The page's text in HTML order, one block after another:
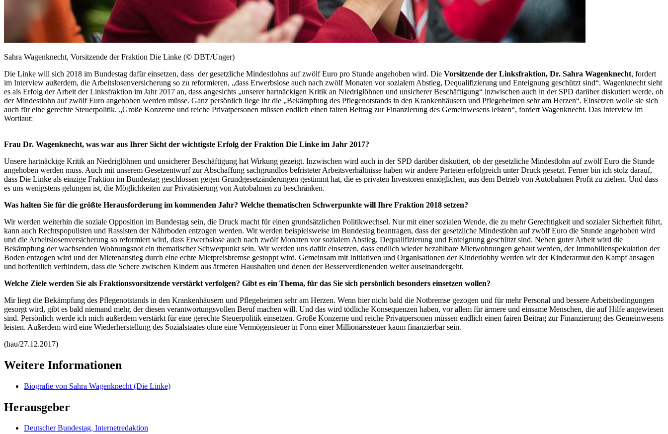
Sahra Wagenknecht, Vorsitzende der Fraktion Die Linke (© DBT/Unger)
Die Linke will sich 2018 im Bundestag dafür einsetzen, dass der gesetzliche Mindestlohns auf zwölf Euro pro Stunde angehoben wird. Die Vorsitzende der Linksfraktion, Dr. Sahra Wagenknecht, fordert
im Interview außerdem, die Arbeitslosenversicherung so zu reformieren, „dass Erwerbslose auch nach zwölf Monaten vor sozialem Abstieg, Dequalifizierung und Enteignung geschützt sind“. Wagenknecht sieht
es als Erfolg der Arbeit der Linksfraktion im Jahr 2017 an, dass angesichts „unserer hartnäckigen Kritik an Niedriglöhnen und unsicherer Beschäftigung“ inzwischen auch in der SPD darüber diskutiert werde, ob
der Mindestlohn auf zwölf Euro angehoben werden müsse. Ganz persönlich liege ihr die „Bekämpfung des Pflegenotstands in den Krankenhäusern und Pflegeheimen sehr am Herzen“. Einsetzen wolle sie sich
auch für eine gerechte Steuerpolitik. „Große Konzerne und reiche Privatpersonen müssen endlich einen fairen Beitrag zur Finanzierung des Gemeinwesens leisten“, fordert Wagenknecht. Das Interview im
Wortlaut:
Frau Dr. Wagenknecht, was war aus Ihrer Sicht der wichtigste Erfolg der Fraktion Die Linke im Jahr 2017?
Unsere hartnäckige Kritik an Niedriglöhnen und unsicherer Beschäftigung hat Wirkung gezeigt. Inzwischen wird auch in der SPD darüber diskutiert, ob der gesetzliche Mindestlohn auf zwölf Euro die Stunde
angehoben werden muss. Auch mit unserem Gesetzentwurf zur Abschaffung sachgrundlos befristeter Arbeitsverhältnisse haben wir andere Parteien erfolgreich unter Druck gesetzt. Ferner bin ich stolz darauf,
dass Die Linke als einzige Fraktion im Bundestag geschlossen gegen Grundgesetzänderungen gestimmt hat, die es privaten Investoren ermöglichen, aus dem Betrieb von Autobahnen Profit zu ziehen. Und dass
es uns wenigstens gelungen ist, die Möglichkeiten zur Privatisierung von Autobahnen zu beschränken.
Was halten Sie für die größte Herausforderung im kommenden Jahr? Welche thematischen Schwerpunkte will Ihre Fraktion 2018 setzen?
Wir werden weiterhin die soziale Opposition im Bundestag sein, die Druck macht für einen grundsätzlichen Politikwechsel. Nur mit einer sozialen Wende, die zu mehr Gerechtigkeit und sozialer Sicherheit führt,
kann auch Rechtspopulisten und Rassisten der Nährboden entzogen werden. Wir werden beispielsweise im Bundestag beantragen, dass der gesetzliche Mindestlohn auf zwölf Euro die Stunde angehoben wird
und die Arbeitslosenversicherung so reformiert wird, dass Erwerbslose auch nach zwölf Monaten vor sozialem Abstieg, Dequalifizierung und Enteignung geschützt sind. Neben guter Arbeit wird die
Bekämpfung der wachsenden Wohnungsnot ein thematischer Schwerpunkt sein. Wir werden uns dafür einsetzen, dass endlich wieder bezahlbare Mietwohnungen gebaut werden, der Immobilienspekulation der
Boden entzogen wird und der Mietenanstieg durch eine echte Mietpreisbremse gestoppt wird. Gemeinsam mit Initiativen und Organisationen der Kinderlobby werden wir der Kinderarmut den Kampf ansagen
und hoffentlich verhindern, dass die Schere zwischen Kindern aus ärmeren Haushalten und denen der Besserverdienenden weiter auseinandergeht.
Welche Ziele werden Sie als Fraktionsvorsitzende verstärkt verfolgen? Gibt es ein Thema, für das Sie sich persönlich besonders einsetzen wollen?
Mir liegt die Bekämpfung des Pflegenotstands in den Krankenhäusern und Pflegeheimen sehr am Herzen. Wenn hier nicht bald die Notbremse gezogen und für mehr Personal und bessere Arbeitsbedingungen
gesorgt wird, gibt es bald niemand mehr, der diesen verantwortungsvollen Beruf machen will. Und das wird tödliche Konsequenzen haben, vor allem für ärmere und einsame Menschen, die auf Hilfe angewiesen
sind. Persönlich werde ich mich außerdem verstärkt für eine gerechte Steuerpolitik einsetzen. Große Konzerne und reiche Privatpersonen müssen endlich einen fairen Beitrag zur Finanzierung des Gemeinwesens
leisten. Außerdem wird eine Wiederherstellung des Sozialstaates ohne eine Vermögensteuer in Form einer Millionärssteuer kaum finanzierbar sein.
(hau/27.12.2017)
Weitere Informationen
Biografie von Sahra Wagenknecht (Die Linke)
Herausgeber
Deutscher Bundestag, Internetredaktion